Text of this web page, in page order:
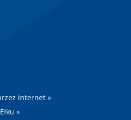
internet »
»